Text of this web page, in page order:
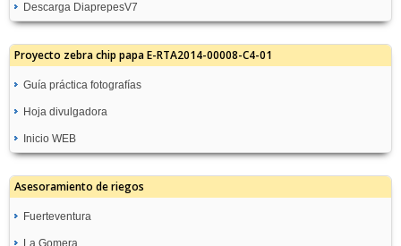
Descarga DiaprepesV7
Proyecto zebra chip papa E-RTA2014-00008-C4-01
Guía práctica fotografías
Hoja divulgadora
Inicio WEB
Asesoramiento de riegos
Fuerteventura